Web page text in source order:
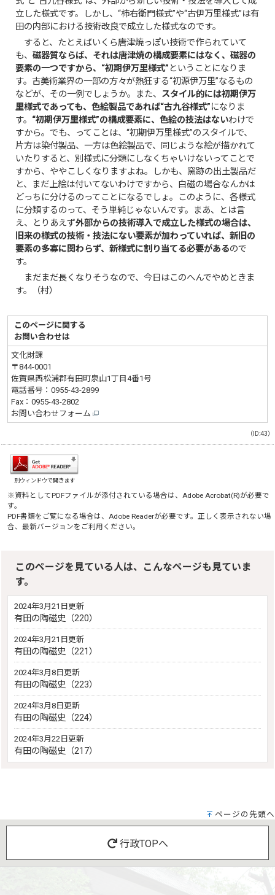
立した様式です。しかし、“柿右衛門様式”や“古伊万里様式”は有
田の内部における技術改良で成立した様式なのです。
すると、たとえばいくら唐津焼っぽい技術で作られていて
も、磁器質ならば、それは唐津焼の構成要素にはなく、磁器の
要素の一つですから、“初期伊万里様式” ということになりま
す。古美術業界の一部の方々が熱狂する“初源伊万里”なるもの
などが、その一例でしょうか。また、 スタイル的には初期伊万
里様式であっても、色絵製品であれば“古九谷様式”になりま
す。 “初期伊万里様式”の構成要素に、色絵の技法はないわけで
すから。でも、ってことは、“初期伊万里様式”のスタイルで、
片方は染付製品、一方は色絵製品で、同じような絵が描かれて
いたりすると、別様式に分類にしなくちゃいけないってことで
すから、ややこしくなりますよね。しかも、窯跡の出土製品だ
と、まだ上絵は付いてないわけですから、白磁の場合なんかは
どっちに分けるのってことになるでしょ。このように、各様式
に分類するのって、そう単純じゃないんです。まあ、とは言
え、とりあえず外部からの技術導入で成立した様式の場合は、
旧来の様式の技術・技法にない要素が加わっていれば、新旧の
要素の多寡に関わらず、新様式に割り当てる必要があるので
す。
まだまだ長くなりそうなので、今日はこのへんでやめときま
す。（村）
このページに関する
お問い合わせは
文化財課
〒844-0001
佐賀県西松浦郡有田町泉山1丁目4番1号
電話番号：0955-43-2899
Fax：0955-43-2802
お問い合わせフォーム
（ID:43）
別ウィンドウで開きます
※資料としてPDFファイルが添付されている場合は、Adobe Acrobat(R)が必要で
す。
PDF書類をご覧になる場合は、Adobe Readerが必要です。正しく表示されない場
合、最新バージョンをご利用ください。
このページを見ている人は、こんなページも見ていま
す。
2024年3月21日更新
有田の陶磁史（220）
2024年3月21日更新
有田の陶磁史（221）
2024年3月8日更新
有田の陶磁史（223）
2024年3月8日更新
有田の陶磁史（224）
2024年3月22日更新
有田の陶磁史（217）
ページの先頭へ
行政TOPへ